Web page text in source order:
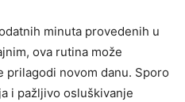
minuta provedenih u
ova rutina može
prilagodi novom danu. Sporo
i pažljivo osluškivanje